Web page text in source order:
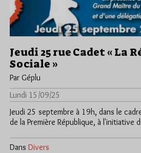
Jeudi 25 rue Cadet « La
Sociale »
Par Géplu
Lundi 15/09/25
Jeudi 25 septembre à 19h, dans le
de la Première République, à l'initiative
Dans Divers